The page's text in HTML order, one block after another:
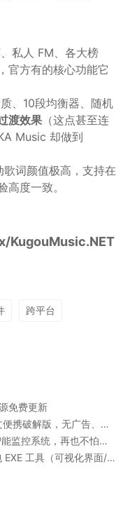
私人 FM、各大榜
官方有的核心功能它
、10段均衡器、随机
渡效果 （这点甚至连
Music 却做到
歌词颜值极高，支持在
度一致。
KugouMusic.NET
跨平台
免费更新
告、免安装的 PDF 编辑神器
，再也不怕神价被秒了！
化界面/自动处理依赖/新手零门槛）